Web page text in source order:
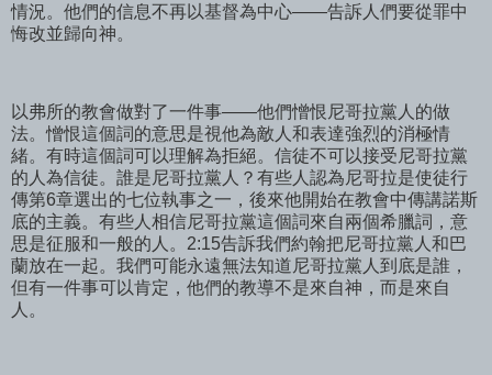
情況。他們的信息不再以基督為中心——告訴人們要從罪中
悔改並歸向神。
以弗所的教會做對了一件事——他們憎恨尼哥拉黨人的做
法。憎恨這個詞的意思是視他為敵人和表達強烈的消極情
緒。有時這個詞可以理解為拒絕。信徒不可以接受尼哥拉黨
的人為信徒。誰是尼哥拉黨人？有些人認為尼哥拉是使徒行
傳第6章選出的七位執事之一，後來他開始在教會中傳講諾斯
底的主義。有些人相信尼哥拉黨這個詞來自兩個希臘詞，意
思是征服和一般的人。2:15告訴我們約翰把尼哥拉黨人和巴
蘭放在一起。我們可能永遠無法知道尼哥拉黨人到底是誰，
但有一件事可以肯定，他們的教導不是來自神，而是來自
人。